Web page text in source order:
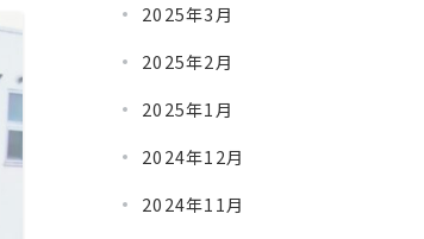
2025年3月
2025年2月
2025年1月
2024年12月
2024年11月